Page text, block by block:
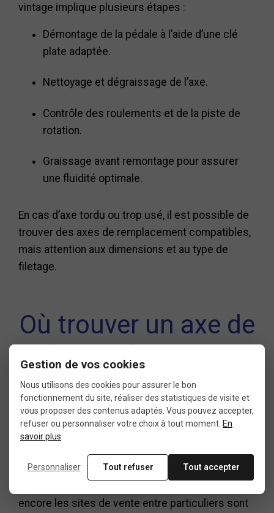
vintage implique plusieurs étapes :
Démontage de la pédale à l’aide d’une clé
plate adaptée.
Nettoyage et dégraissage de l’axe.
Contrôle des roulements et de la piste de
rotation.
Graissage avant remontage pour assurer
une fluidité optimale.
En cas d’axe tordu ou trop usé, il est possible de
trouver des axes de remplacement compatibles,
mais attention aux dimensions et au type de
filetage.
Où trouver un axe de
pédale vélo vintage
?
Il existe des boutiques spécialisées dans les
pièces détachées de vélo ancien, où l’on peut
trouver des axes neufs ou d’occasion. Les
encore les sites de vente entre particuliers sont
Gestion de vos cookies
Nous utilisons des cookies pour assurer le bon
fonctionnement du site, réaliser des statistiques de visite et
vous proposer des contenus adaptés. Vous pouvez accepter,
refuser ou personnaliser votre choix à tout moment. En
savoir plus
Personnaliser Tout refuser Tout accepter